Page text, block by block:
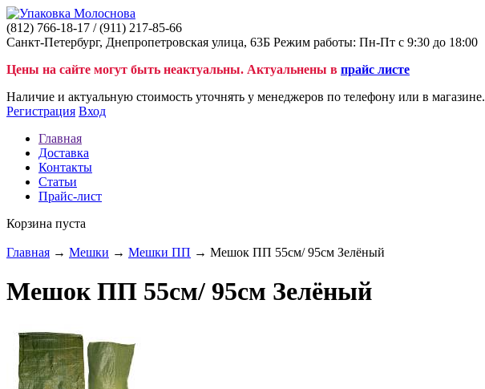
(812) 766-18-17 / (911) 217-85-66
Санкт-Петербург, Днепропетровская улица, 63Б Режим работы: Пн-Пт с 9:30 до 18:00
Цены на сайте могут быть неактуальны. Актуальнены в прайс листе
Наличие и актуальную стоимость уточнять у менеджеров по телефону или в магазине.
Регистрация Вход
Главная
Доставка
Контакты
Статьи
Прайс-лист
Корзина пуста
Главная → Мешки → Мешки ПП → Мешок ПП 55см/ 95см Зелёный
Мешок ПП 55см/ 95см Зелёный